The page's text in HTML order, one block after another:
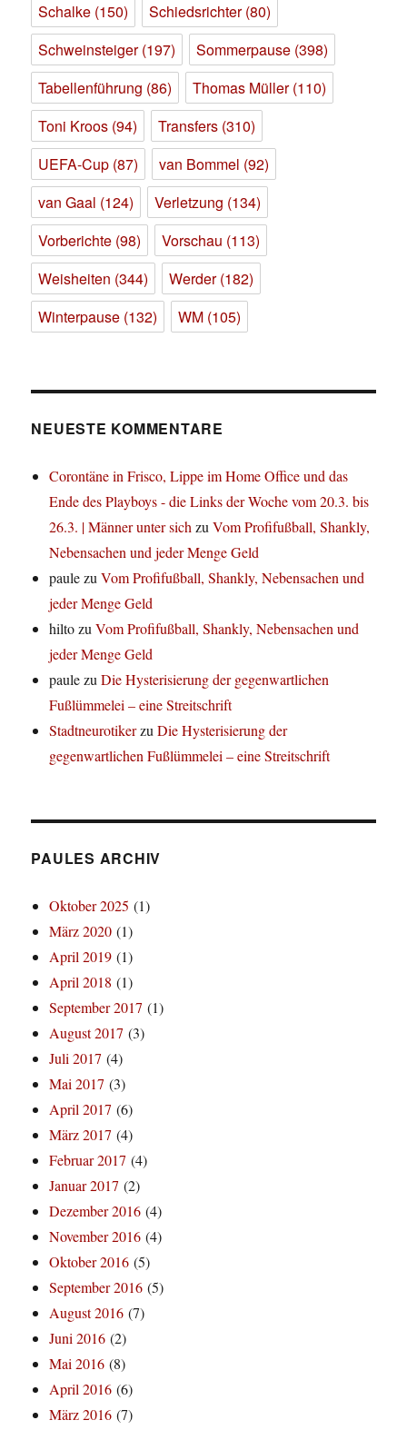
Schalke (150) Schiedsrichter(80)
Schweinsteiger(197) Sommerpause (398)
Tabellenführung (86) Thomas Müller(110)
Toni Kroos (94) Transfers (310)
UEFA-Cup (87) van Bommel (92)
van Gaal (124) Verletzung (134)
Vorberichte (98) Vorschau (113)
Weisheiten (344) Werder(182)
Winterpause (132) WM (105)
NEUESTE KOMMENTARE
Corontäne in Frisco, Lippe im Home Office und das
Ende des Playboys - die Links der Woche vom 20.3. bis
26.3. | Männer unter sichzuVom Profifußball, Shankly,
Nebensachen und jeder Menge Geld
paulezuVom Profifußball, Shankly, Nebensachen und
jeder Menge Geld
hiltozuVom Profifußball, Shankly, Nebensachen und
jeder Menge Geld
paulezuDie Hysterisierung der gegenwartlichen
Fußlümmelei – eine Streitschrift
StadtneurotikerzuDie Hysterisierung der
gegenwartlichen Fußlümmelei – eine Streitschrift
PAULES ARCHIV
Oktober 2025 (1)
März 2020 (1)
April 2019 (1)
April 2018 (1)
September 2017 (1)
August 2017 (3)
Juli 2017 (4)
Mai 2017 (3)
April 2017 (6)
März 2017 (4)
Februar 2017 (4)
Januar 2017 (2)
Dezember 2016 (4)
November 2016 (4)
Oktober 2016 (5)
September 2016 (5)
August 2016 (7)
Juni 2016 (2)
Mai 2016 (8)
April 2016 (6)
März 2016 (7)